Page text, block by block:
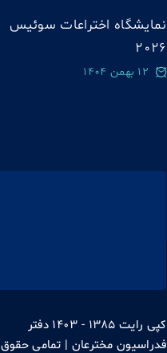
نمایشگاه اختراعات سوئيس
2026
12 بهمن 1404
کپی رایت 1385 - 1403 دفتر
فدراسیون مخترعان | تمامی حقوق